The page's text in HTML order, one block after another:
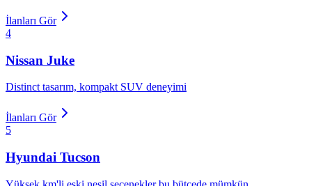
İlanları Gör
4
Nissan Juke
Distinct tasarım, kompakt SUV deneyimi
İlanları Gör
5
Hyundai Tucson